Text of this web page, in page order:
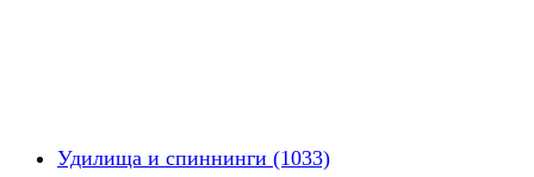
Удилища и спиннинги (1033)